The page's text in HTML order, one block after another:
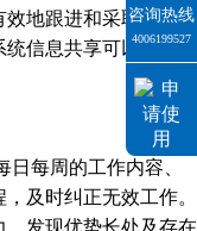
地跟进和采取措施，
信息共享可以协调部
每周的工作内容、
及时纠正无效工作。
发现优势长处及存在
咨询热线
4006199527